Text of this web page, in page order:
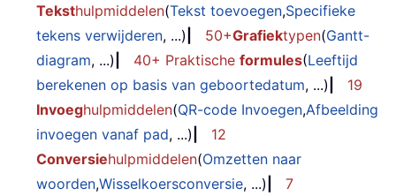
Teksthulpmiddelen(Tekst toevoegen,Specifieke
tekens verwijderen, ...) 50+Grafiektypen(Gantt-
diagram, ...) 40+ Praktische formules(Leeftijd
berekenen op basis van geboortedatum, ...)
19
Invoeghulpmiddelen(QR-code Invoegen,Afbeelding
invoegen vanaf pad, ...)
12
Conversiehulpmiddelen(Omzetten naar
woorden,Wisselkoersconversie, ...)
7